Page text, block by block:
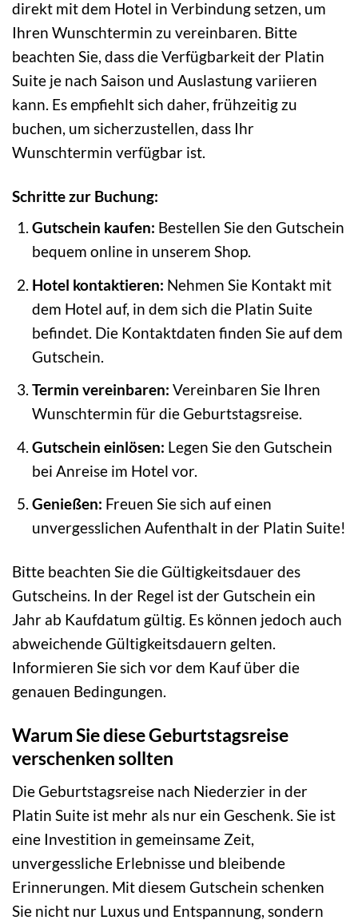
direkt mit dem Hotel in Verbindung setzen, um
Ihren Wunschtermin zu vereinbaren. Bitte
beachten Sie, dass die Verfügbarkeit der Platin
Suite je nach Saison und Auslastung variieren
kann. Es empfiehlt sich daher, frühzeitig zu
buchen, um sicherzustellen, dass Ihr
Wunschtermin verfügbar ist.
Schritte zur Buchung:
Gutschein kaufen: Bestellen Sie den Gutschein
bequem online in unserem Shop.
Hotel kontaktieren: Nehmen Sie Kontakt mit
dem Hotel auf, in dem sich die Platin Suite
befindet. Die Kontaktdaten finden Sie auf dem
Gutschein.
Termin vereinbaren: Vereinbaren Sie Ihren
Wunschtermin für die Geburtstagsreise.
Gutschein einlösen: Legen Sie den Gutschein
bei Anreise im Hotel vor.
Genießen: Freuen Sie sich auf einen
unvergesslichen Aufenthalt in der Platin Suite!
Bitte beachten Sie die Gültigkeitsdauer des
Gutscheins. In der Regel ist der Gutschein ein
Jahr ab Kaufdatum gültig. Es können jedoch auch
abweichende Gültigkeitsdauern gelten.
Informieren Sie sich vor dem Kauf über die
genauen Bedingungen.
Warum Sie diese Geburtstagsreise
verschenken sollten
Die Geburtstagsreise nach Niederzier in der
Platin Suite ist mehr als nur ein Geschenk. Sie ist
eine Investition in gemeinsame Zeit,
unvergessliche Erlebnisse und bleibende
Erinnerungen. Mit diesem Gutschein schenken
Sie nicht nur Luxus und Entspannung, sondern